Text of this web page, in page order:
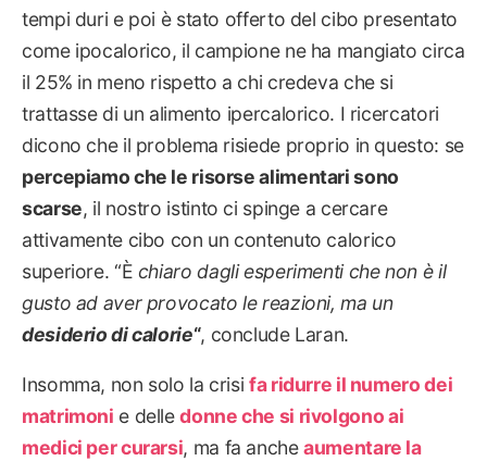
tempi duri e poi è stato offerto del cibo presentato
come ipocalorico, il campione ne ha mangiato circa
il 25% in meno rispetto a chi credeva che si
trattasse di un alimento ipercalorico. I ricercatori
dicono che il problema risiede proprio in questo: se
percepiamo che le risorse alimentari sono
scarse, il nostro istinto ci spinge a cercare
attivamente cibo con un contenuto calorico
superiore. “È chiaro dagli esperimenti che non è il
gusto ad aver provocato le reazioni, ma un
desiderio di calorie“, conclude Laran.
Insomma, non solo la crisifa ridurre il numero dei
matrimoni e delledonne che si rivolgono ai
medici per curarsi, ma fa ancheaumentare la